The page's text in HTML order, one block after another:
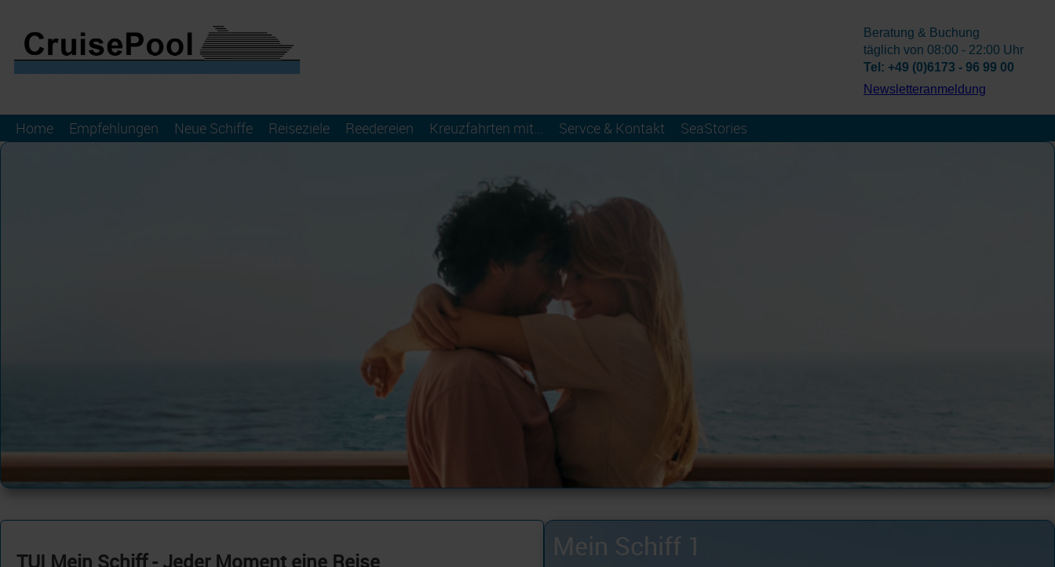
Home Empfehlungen Neue Schiffe Reiseziele Reedereien Kreuzfahrten mit... Servce & Kontakt SeaStories
Beratung & Buchung
täglich von 08:00 - 22:00 Uhr
Tel: +49 (0)6173 - 96 99 00
­Newsletteranmeldung
TUI Mein Schiff - Jeder Moment eine Reise Mein Schiff 2